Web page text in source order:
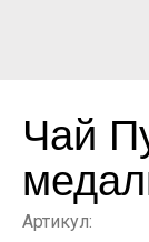
Чай
Артикул: